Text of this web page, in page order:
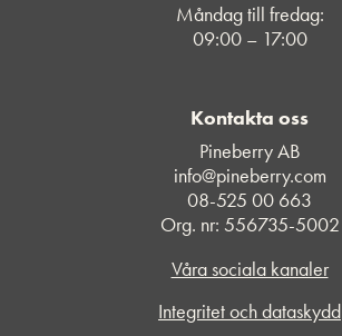
Måndag till fredag:
09:00 – 17:00
Kontakta oss
Pineberry AB
info@pineberry.com
08-525 00 663
Org. nr: 556735-5002
Våra sociala kanaler
Integritet och dataskydd